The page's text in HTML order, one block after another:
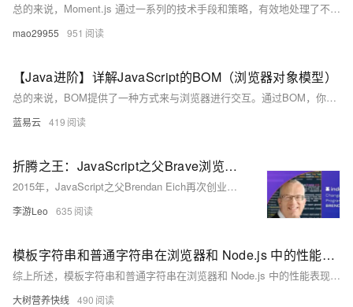
总的来说，Moment.js 通过一系列的技术手段和策略，有效地处理了不同浏览器的时间戳格式差异，为开发者提供了一个稳定、可靠且易于使用的时间处理工具。
mao29955 951
【Java进阶】详解JavaScript的BOM（浏览器对象模型）
总的来说，BOM提供了一种方式来与浏览器进行交互。通过BOM，你可以操作窗口、获取URL、操作历史、访问HTML文档、获取浏览器信息和屏幕信息等。虽然BOM并没有正式的标准，但大多数现代浏览器都实现了相似的功能，因此，你可以放心地在你的JavaScript代码中使用BOM。
蓝易云 419
折腾之王：JavaScript之父Brave浏览器与BAT的诞生
2015年，JavaScript之父Brendan Eich再次创业，推出Brave浏览器和加密货币Basic Attention Token（BAT），旨在颠覆传统广告行业。Brave屏蔽广告、保护隐私，加载速度快；BAT则通过奖励机制让用户、内容创作者和广告主三方受益。尽管面临用户习惯和巨头竞争的挑战，Brave已拥有超4000万月活跃用户，成为全球增长最快的隐私浏览器，引领Web3生态发展。
李游Leo 635
模板字符串和普通字符串在浏览器和 Node.js 中的性能表现是否一致？
综上所述，模板字符串和普通字符串在浏览器和 Node.js 中的性能表现既有相似之处，也有不同之处。在实际应用中，需要根据具体的场景和性能需求来选择使用哪种字符串处理方式，以达到最佳的性能和开发效率。
大树营养快线 490